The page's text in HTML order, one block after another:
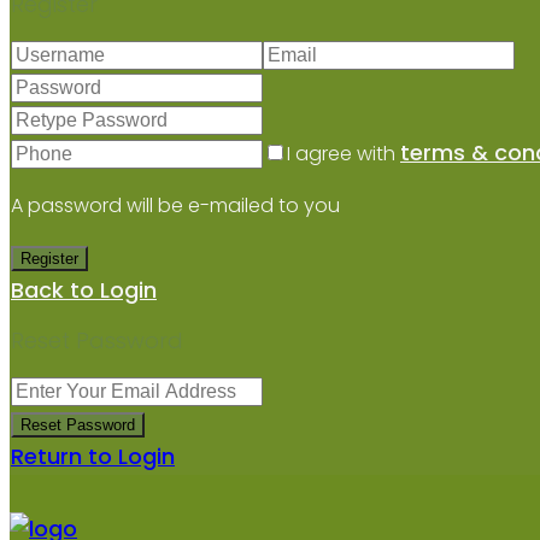
I agree with terms &
A password will be e-mailed to you
Register
Back to Login
Reset Password
Reset Password
Return to Login